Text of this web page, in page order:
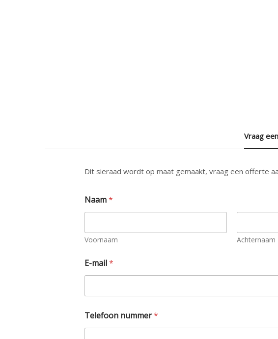
Vraag
Dit sieraad wordt op maat gemaakt, vraag een offerte
Naam*
Voornaam Achternaam
E-mail*
Telefoon nummer*